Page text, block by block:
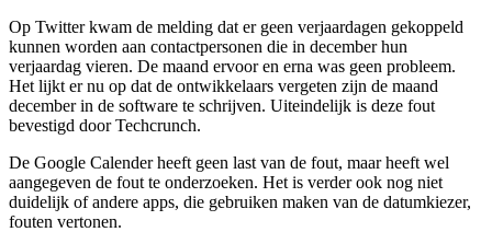
Op Twitter kwam de melding dat er geen verjaardagen gekoppeld
kunnen worden aan contactpersonen die in december hun
verjaardag vieren. De maand ervoor en erna was geen probleem.
Het lijkt er nu op dat de ontwikkelaars vergeten zijn de maand
december in de software te schrijven. Uiteindelijk is deze fout
bevestigd door Techcrunch.
De Google Calender heeft geen last van de fout, maar heeft wel
aangegeven de fout te onderzoeken. Het is verder ook nog niet
duidelijk of andere apps, die gebruiken maken van de datumkiezer,
fouten vertonen.